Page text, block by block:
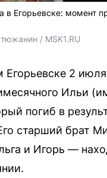
в Егорьевске: момент
/ MSK1.RU
Егорьевске 2
Ильи
погиб в
старший брат
и Игорь —